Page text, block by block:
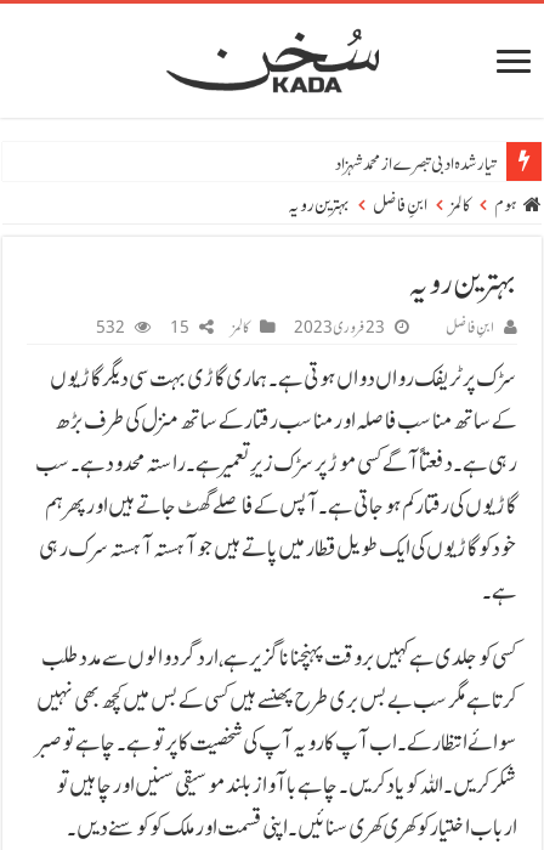
تیار شدہ ادبی تبصرے از محمد شہزاد
ہوم
کالمز ابنِ فاضل بہترین رویہ
بہترین رویہ
ابنِ فاضل 23 فروری 2023 کالمز 15
532
سڑک پر ٹریفک رواں دواں ہوتی ہے۔ ہماری گاڑی بہت سی دیگر گاڑیوں
کے ساتھ مناسب فاصلہ اور مناسب رفتار کے ساتھ منزل کی طرف بڑھ
رہی ہے۔ دفعتاً آگے کسی موڑ پر سڑک زیرِ تعمیر ہے۔ راستہ محدود ہے۔ سب
گاڑیوں کی رفتار کم ہو جاتی ہے۔ آپس کے فاصلے گھٹ جاتے ہیں اور پھر ہم
خود کو گاڑیوں کی ایک طویل قطار میں پاتے ہیں جو آہستہ آہستہ سرک رہی
ہے۔
کسی کو جلدی ہے کہیں بروقت پہنچنا ناگزیر ہے، ارد گرد والوں سے مدد طلب
کرتا ہے مگر سب بےبس بری طرح پھنسے ہیں کسی کے بس میں کچھ بھی نہیں
سوائے انتظار کے۔ اب آپ کا رویہ آپ کی شخصیت کا پر تو ہے۔ چاہے تو صبر
شکر کریں۔ اللہ کو یاد کریں۔ چاہے باآواز بلند موسیقی سنیں اور چاہیں تو
ارباب اختیار کو کھری کھری سنائیں۔ اپنی قسمت اور ملک کو کوسنے دیں۔